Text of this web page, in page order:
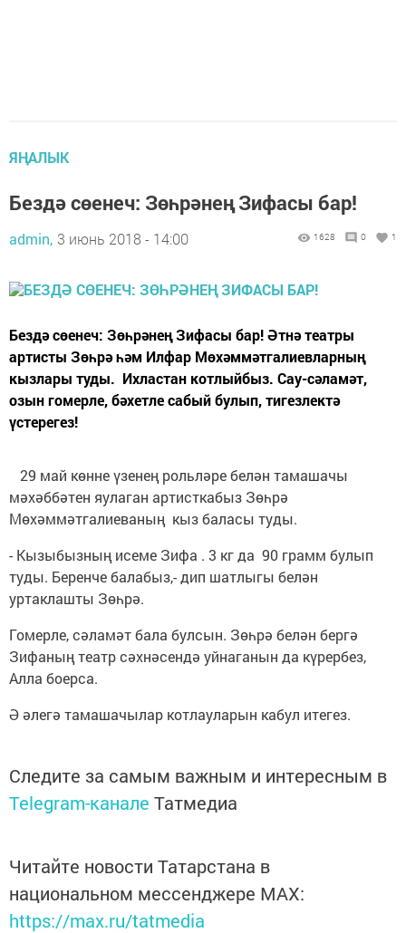
ЯҢАЛЫК
Бездә сөенеч: Зөһрәнең Зифасы бар!
admin, 3 июнь 2018 - 14:00 1628 0 1
Бездә сөенеч: Зөһрәнең Зифасы бар! Әтнә театры
артисты Зөһрә һәм Илфар Мөхәммәтгалиевларның
кызлары туды. Ихластан котлыйбыз. Сау-сәламәт,
озын гомерле, бәхетле сабый булып, тигезлектә
үстерегез!
29 май көнне үзенең рольләре белән тамашачы
мәхәббәтен яулаган артисткабыз Зөһрә
Мөхәммәтгалиеваның кыз баласы туды.
- Кызыбызның исеме Зифа . 3 кг да 90 грамм булып
туды. Беренче балабыз,- дип шатлыгы белән
уртаклашты Зөһрә.
Гомерле, сәламәт бала булсын. Зөһрә белән бергә
Зифаның театр сәхнәсендә уйнаганын да күрербез,
Алла боерса.
Ә әлегә тамашачылар котлауларын кабул итегез.
Следите за самым важным и интересным в
Telegram-канале Татмедиа
Читайте новости Татарстана в
национальном мессенджере MАХ:
https://max.ru/tatmedia